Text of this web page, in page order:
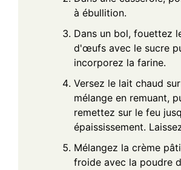
à ébullition.
Dans un bol, fouettez
d'œufs avec le sucre
incorporez la farine.
Versez le lait chaud
mélange en remuant,
remettez sur le feu
épaississement.
Mélangez la crème
froide avec la poudre